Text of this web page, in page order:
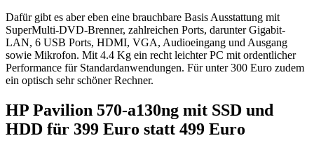
Dafür gibt es aber eben eine brauchbare Basis Ausstattung mit
SuperMulti-DVD-Brenner, zahlreichen Ports, darunter Gigabit-
LAN, 6 USB Ports, HDMI, VGA, Audioeingang und Ausgang
sowie Mikrofon. Mit 4.4 Kg ein recht leichter PC mit ordentlicher
Performance für Standardanwendungen. Für unter 300 Euro zudem
ein optisch sehr schöner Rechner.
HP Pavilion 570-a130ng mit SSD und
HDD für 399 Euro statt 499 Euro